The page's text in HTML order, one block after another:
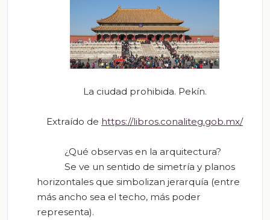
La ciudad prohibida. Pekín.
Extraído de https://libros.conaliteg.gob.mx/
¿Qué observas en la arquitectura?
Se ve un sentido de simetría y planos
horizontales que simbolizan jerarquía (entre
más ancho sea el techo, más poder
representa).